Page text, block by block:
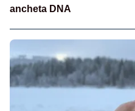
ancheta DNA